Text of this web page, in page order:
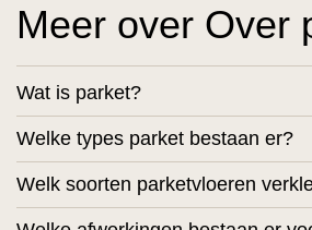
Meer over Over
Wat is parket?
Welke types parket bestaan er?
Welk soorten parketvloeren